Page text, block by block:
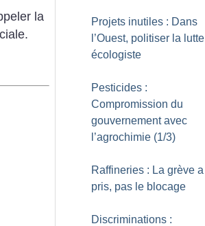
la
Projets inutiles : Dans
l’Ouest, politiser la lutte
écologiste
Pesticides :
Compromission du
gouvernement avec
l’agrochimie (1/3)
Raffineries : La grève a
pris, pas le blocage
Discriminations :